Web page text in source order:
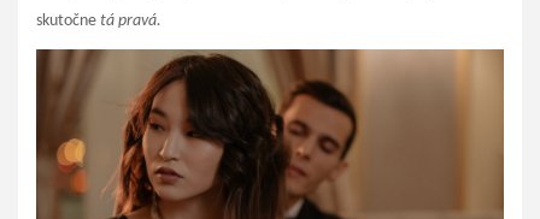
skutočne tá pravá.